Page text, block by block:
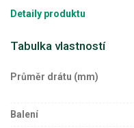
Detaily produktu
Tabulka vlastností
Průměr drátu (mm)
Balení